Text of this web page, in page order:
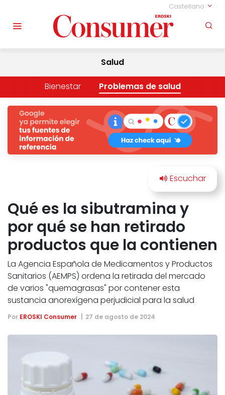
Castellano
Salud
Bienestar Problemas de salud
Qué es la sibutramina y
por qué se han retirado
productos que la contienen
La Agencia Española de Medicamentos y Productos
Sanitarios (AEMPS) ordena la retirada del mercado
de varios "quemagrasas" por contener esta
sustancia anorexígena perjudicial para la salud
Por EROSKI Consumer 27 de agosto de 2024